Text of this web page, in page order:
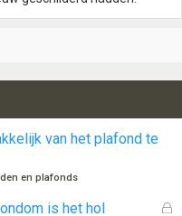
van het plafond te
en plafonds
G
is het hol